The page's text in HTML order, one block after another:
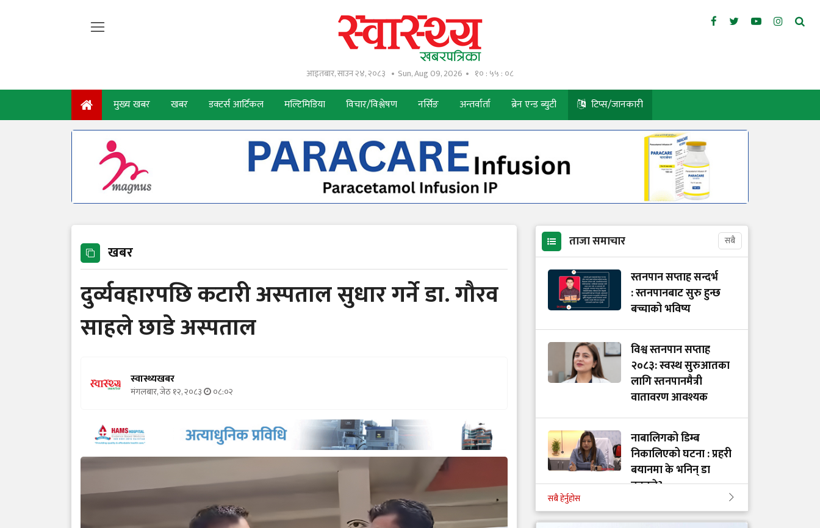
आइतबार, साउन २४, २०८३ Sun, Aug 09, 2026 १० : ५५ : १०
मुख्य खबर खबर डक्टर्स आर्टिकल मल्टिमिडिया विचार/विश्लेषण नर्सिङ अन्तर्वार्ता ब्रेन एन्ड ब्युटी टिप्स/जानकारी
खबर
दुर्व्यवहारपछि कटारी अस्पताल सुधार गर्ने डा. गौरव
साहले छाडे अस्पताल
स्वास्थ्यखबर
मंगलबार, जेठ १२, २०८३ ०८:०२
ताजा समाचार सबै
स्तनपान सप्ताह सन्दर्भ
: स्तनपानबाट सुरु हुन्छ
बच्चाको भविष्य
विश्व स्तनपान सप्ताह
२०८३: स्वस्थ सुरुआतका
लागि स्तनपानमैत्री
वातावरण आवश्यक
नाबालिगको डिम्ब
निकालिएको घटना : प्रहरी
बयानमा के भनिन् डा
नुतनले?
सबै हेर्नुहोस